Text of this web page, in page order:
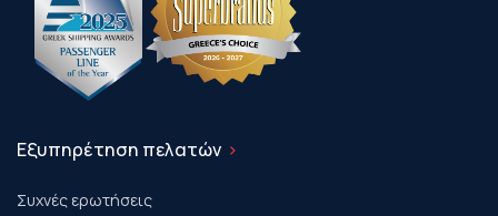
Εξυπηρέτηση πελατών
Συχνές ερωτήσεις